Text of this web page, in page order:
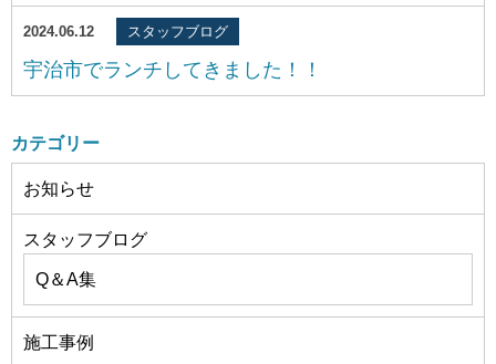
2024.06.12 スタッフブログ
宇治市でランチしてきました！！
カテゴリー
お知らせ
スタッフブログ
Q＆A集
施工事例